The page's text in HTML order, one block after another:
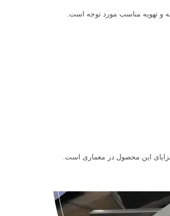
و تهویه مناسب مورد توجه است.
این محصول در معماری است.